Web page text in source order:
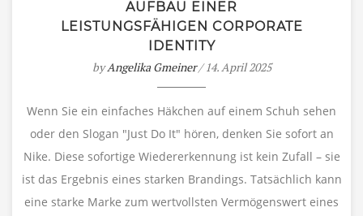
AUFBAU EINER
LEISTUNGSFÄHIGEN CORPORATE
IDENTITY
byAngelika Gmeiner/ 14. April 2025
Wenn Sie ein einfaches Häkchen auf einem Schuh sehen
oder den Slogan "Just Do It" hören, denken Sie sofort an
Nike. Diese sofortige Wiedererkennung ist kein Zufall – sie
ist das Ergebnis eines starken Brandings. Tatsächlich kann
eine starke Marke zum wertvollsten Vermögenswert eines